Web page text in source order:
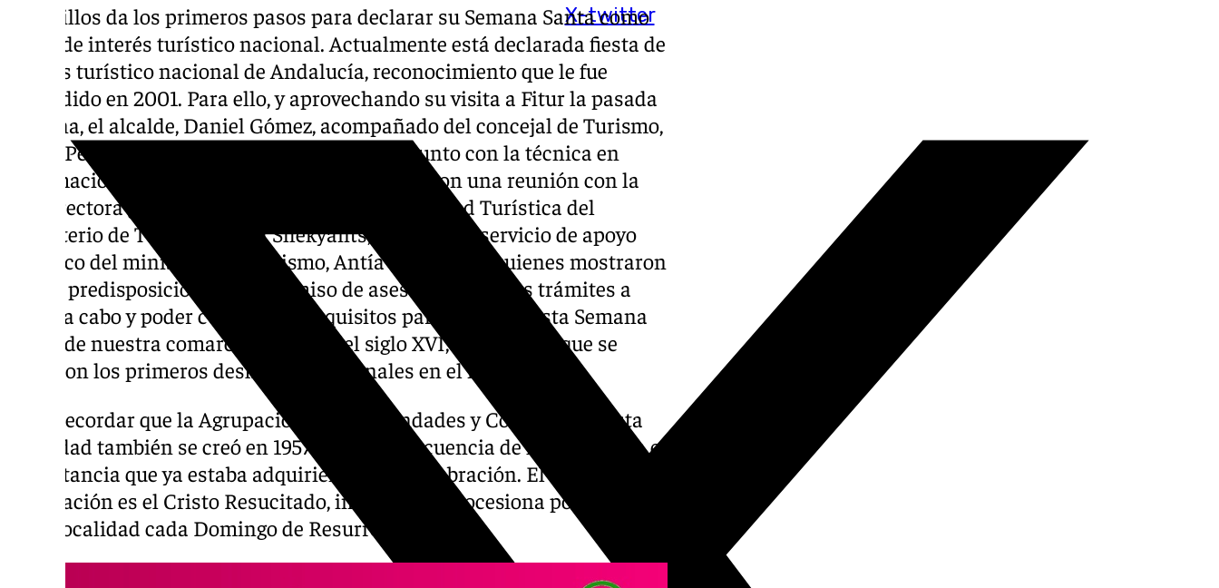
X-twitter
Campillos da los primeros pasos para declarar su Semana Santa como
fiesta de interés turístico nacional. Actualmente está declarada fiesta de
interés turístico nacional de Andalucía, reconocimiento que le fue
concedido en 2001. Para ello, y aprovechando su visita a Fitur la pasada
semana, el alcalde, Daniel Gómez, acompañado del concejal de Turismo,
Diego Pérez, y de Cultura, Adrián Cañamero, junto con la técnica en
información turística Xisca Aguilera mantuvieron una reunión con la
subdirectora general de Desarrollo y Sostenibilidad Turística del
ministerio de Turismo, Ilona Shekyants, y la jefa de servicio de apoyo
turístico del ministerio de Turismo, Antía Fernández, quienes mostraron
buena predisposición y compromiso de asesorar sobre los trámites a
llevar a cabo y poder cumplir los requisitos para destacar esta Semana
Santa de nuestra comarca que data del siglo XVI, época en la que se
fecharon los primeros desfiles procesionales en el municipio.
Cabe recordar que la Agrupación de Hermandades y Cofradías de esta
localidad también se creó en 1957 como consecuencia de la dimensión e
importancia que ya estaba adquiriendo esta celebración. El titular de la
Agrupación es el Cristo Resucitado, imagen que procesiona por las calles
de la localidad cada Domingo de Resurrección.